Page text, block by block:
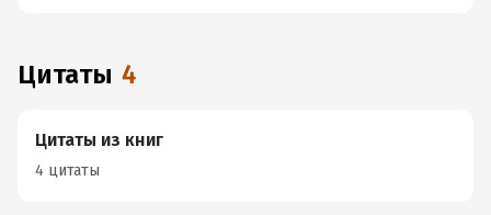
Цитаты 4
Цитаты из книг
4 цитаты